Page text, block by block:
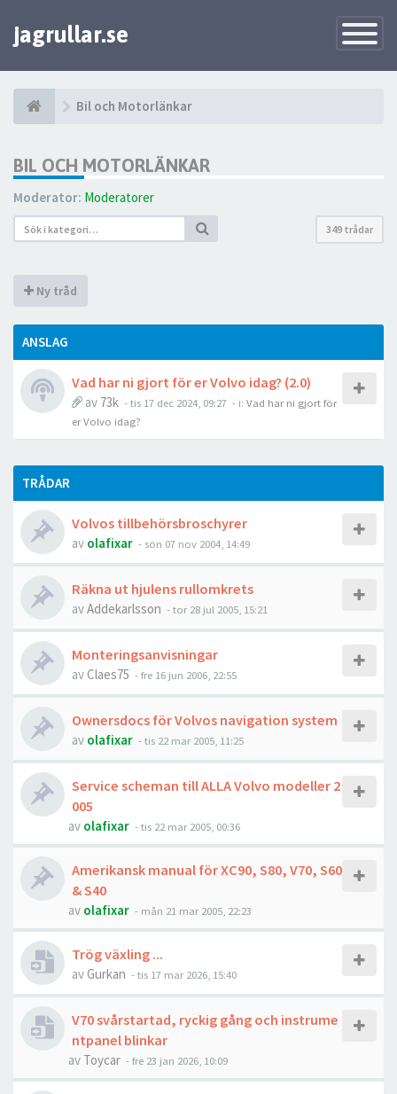
Toggle
jagrullar.se
Bil och Motorlänkar
BIL OCH MOTORLÄNKAR
Moderator: Moderatorer
349 trådar
Ny tråd
ANSLAG
Vad har ni gjort för er Volvo idag? (2.0)
av 73k - tis 17 dec 2024, 09:27 - i: Vad har ni gjort för
er Volvo idag?
TRÅDAR
Volvos tillbehörsbroschyrer
av olafixar - sön 07 nov 2004, 14:49
Räkna ut hjulens rullomkrets
avAddekarlsson - tor 28 jul 2005, 15:21
Monteringsanvisningar
avClaes75 - fre 16 jun 2006, 22:55
Ownersdocs för Volvos navigation system
av olafixar - tis 22 mar 2005, 11:25
Service scheman till ALLA Volvo modeller 2
005
av olafixar - tis 22 mar 2005, 00:36
Amerikansk manual för XC90, S80, V70, S60
& S40
av olafixar - mån 21 mar 2005, 22:23
Trög växling ...
avGurkan - tis 17 mar 2026, 15:40
V70 svårstartad, ryckig gång och instrume
ntpanel blinkar
av Toycar - fre 23 jan 2026, 10:09